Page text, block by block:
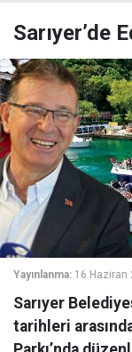
Sarıyer’de
Yayınlanma: 16 Haziran
Sarıyer
tarihleri